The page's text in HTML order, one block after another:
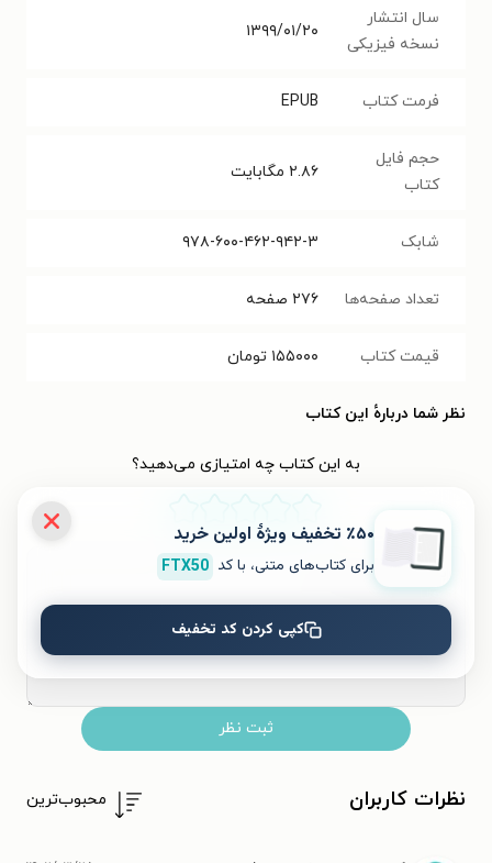
سال انتشار
نسخه فیزیکی
۱۳۹۹/۰۱/۲۰
فرمت کتاب EPUB
حجم فایل
کتاب
۲.۸۶ مگابایت
شابک ۹۷۸-۶۰۰-۴۶۲-۹۴۲-۳
تعداد صفحه‌ها ۲۷۶ صفحه
قیمت کتاب ۱۵۵۰۰۰ تومان
نظر شما دربارهٔ این کتاب
به این کتاب چه امتیازی می‌دهید؟
۱ ۲ ۳ ۴ ۵
ثبت نظر
نظرات کاربران محبوب‌ترین
٪۵۰ تخفیف ویژۀ اولین خرید
برای کتاب‌های متنی، با کد FTX50
کپی کردن کد تخفیف